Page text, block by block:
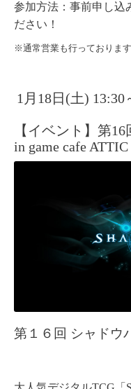
参加方法 ：事前申し込
ださい！
※通常営業も行っております
1月18日(土) 13:30
【イベント】第
in game cafe ATTIC
第１６回 シャドウ